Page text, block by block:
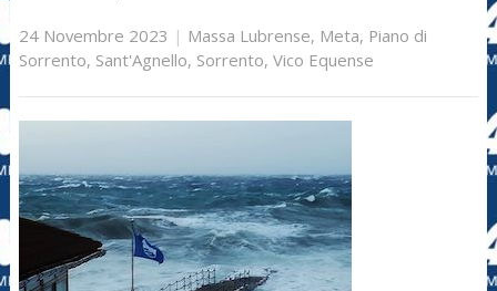
24 Novembre 2023 | Massa Lubrense, Meta, Piano di
Sorrento, Sant'Agnello, Sorrento, Vico Equense